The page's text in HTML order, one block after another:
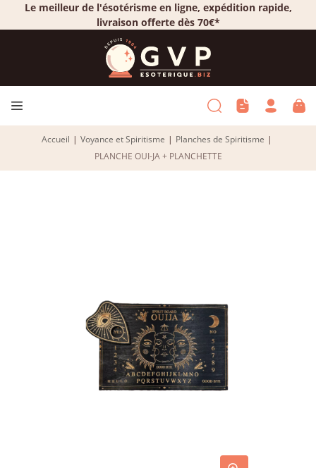
Le meilleur de l'ésotérisme en ligne, expédition rapide,
livraison offerte dès 70€*
Accueil | Voyance et Spiritisme | Planches de Spiritisme |
PLANCHE OUI-JA + PLANCHETTE